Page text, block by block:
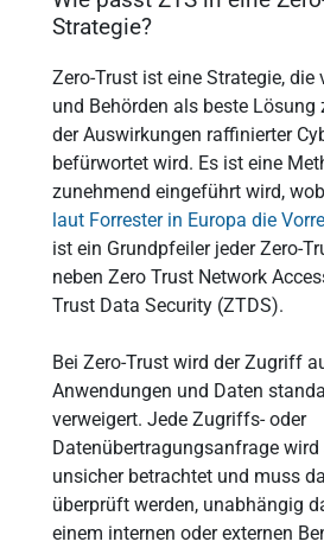
Strategie?
Zero-Trust ist eine Strategie, die
und Behörden als beste Lösung
der Auswirkungen raffinierter
befürwortet wird. Es ist eine
zunehmend eingeführt wird,
laut Forrester in Europa die
ist ein Grundpfeiler jeder Zero-
neben Zero Trust Network
Trust Data Security (ZTDS).
Bei Zero-Trust wird der Zugriff
Anwendungen und Daten
verweigert. Jede Zugriffs- oder
Datenübertragungsanfrage wird
unsicher betrachtet und muss
überprüft werden, unabhängig
einem internen oder externen